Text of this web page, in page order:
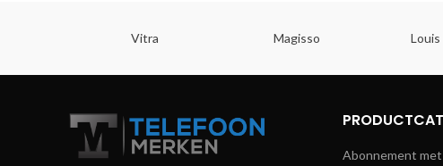
Vitra Magisso
Abonnement